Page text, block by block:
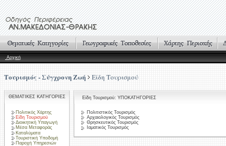
Αρχική
Τουρισμός - Σύγχρονη Ζωή Είδη Τουρισμού
ΘΕΜΑΤΙΚΕΣ ΚΑΤΗΓΟΡΙΕΣ
Πολιτικός Χάρτης
Είδη Τουρισμού
Διοικητική Υπαγωγή
Μέσα Μεταφοράς
Καταλύματα
Τουριστική Υποδομή
Παροχή Υπηρεσιών
Είδη Τουρισμού: ΥΠΟΚΑΤΗΓΟΡΙΕΣ
Πολιτιστικός Τουρισμός
Αρχαιολογικός Τουρισμός
Θρησκευτικός Τουρισμός
Ιαματικός Τουρισμός